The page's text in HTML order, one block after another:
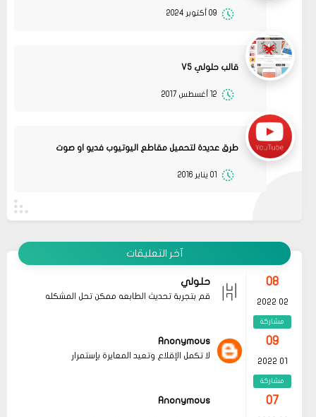
09 أكتوبر 2024
قالب حلولي V5
12 أغسطس 2017
طرق عديدة لتحميل مقاطع اليوتيوب فديو او صوت
01 يناير 2016
آخر التعليقات
07
03 2026
مشاركة
Anonymous
listeleri, bu süreçte bize
rehberlik eder. Bu kitaplar, hem kişisel
07
Anonymous
02 2022
مشاركة
أو عمل إعادة ضبط المصنع
08
جرب الطريقتين ممكن تحل المشكله
02 2022
مشاركة
حلولي
09
01 2022
مشاركة
Anonymous
لا تكمل الإقلاع وتعيد المعايرة بإستمرار